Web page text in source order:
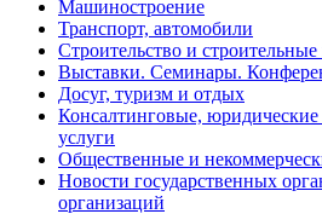
Машиностроение
Транспорт, автомобили
Строительство и
Выставки. Семинары.
Досуг, туризм и отдых
Консалтинговые, юридические
услуги
Общественные и
Новости государственных
организаций